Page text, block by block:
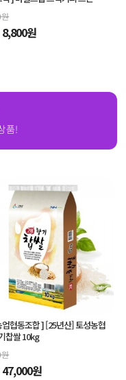
원
8,800원
품!
협동조합 ][25년산] 토성농협
찹쌀 10kg
원
47,000원